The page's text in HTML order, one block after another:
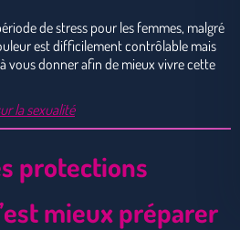
de stress pour les femmes, malgré
est difficilement contrôlable mais
vous donner afin de mieux vivre cette
la sexualité
protections
mieux préparer